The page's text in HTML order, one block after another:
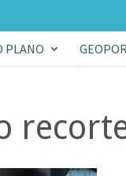
PLANO